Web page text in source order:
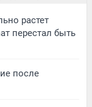
растет
перестал быть
после